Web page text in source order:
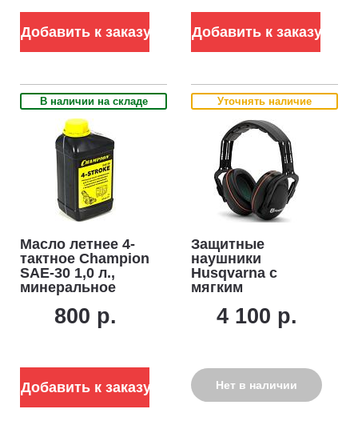
Добавить к заказу Добавить к заказу
В наличии на складе
Масло летнее 4-
тактное Champion
SAE-30 1,0 л.,
минеральное
800 р.
Добавить к заказу
Уточнять наличие
Защитные
наушники
Husqvarna с
мягким
4 100 р.
Нет в наличии